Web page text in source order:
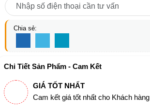
Chia sẻ:
Chi Tiết Sản Phẩm - Cam Kết
GIÁ TỐT NHẤT
Cam kết giá tốt nhất cho Khách hàng